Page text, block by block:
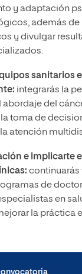
y adaptación
además de
y divulgar
sanitarios
integrarás la
del
toma de
atención
e implicarte
continuarás
de
en
la práctica